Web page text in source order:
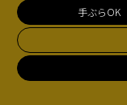
手ぶらOK